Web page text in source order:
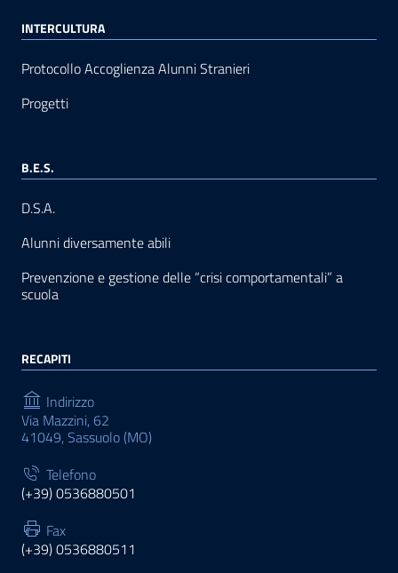
INTERCULTURA
Protocollo Accoglienza Alunni Stranieri
Progetti
B.E.S.
D.S.A.
Alunni diversamente abili
Prevenzione e gestione delle “crisi comportamentali” a
scuola
RECAPITI
Indirizzo
Via Mazzini, 62
41049, Sassuolo (MO)
Telefono
(+39) 0536880501
Fax
(+39) 0536880511